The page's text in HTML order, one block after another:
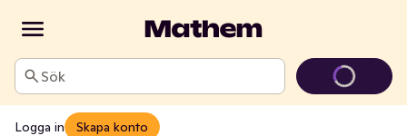
Sök
Logga in Skapa konto